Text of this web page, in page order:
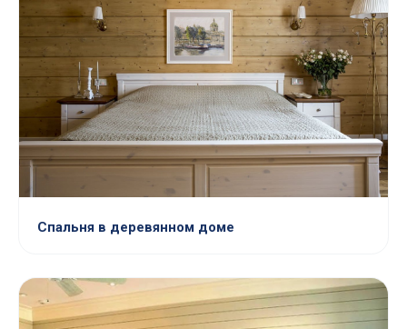
Спальня в деревянном доме